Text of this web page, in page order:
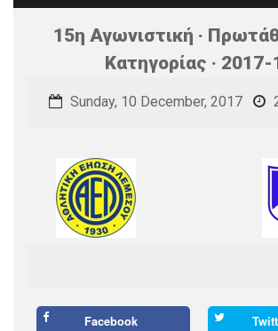
15η Αγωνιστική ·
Κατηγορίας · 2017-
Sunday, 10 December, 2017
Facebook